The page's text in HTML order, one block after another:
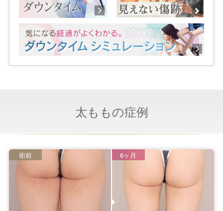
太ももの症例
術前 6ヶ月